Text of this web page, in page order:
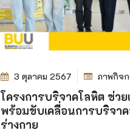
3 ตุลาคม 2567 ภาพกิจ
โครงการบริจาคโลหิต ช่วย
พร้อมขับเคลื่อนการบริจา
ร่างกาย